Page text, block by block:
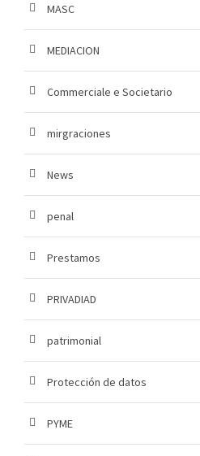
MASC
MEDIACION
Commerciale e Societario
mirgraciones
News
penal
Prestamos
PRIVADIAD
patrimonial
Protección de datos
PYME